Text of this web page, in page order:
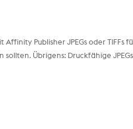
Publisher JPEGs oder TIFFs
Übrigens: Druckfähige